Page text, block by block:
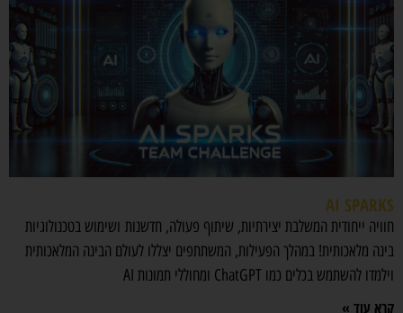
AI SPARKS
חוויה ייחודית המשלבת יצירתיות, שיתוף פעולה, חדשנות ושימוש בטכנולוגיות
בינה מלאכותית! במהלך הפעילות, המשתתפים יצללו לעולם הבינה המלאכותית
וילמדו להשתמש בכלים כמו ChatGPT ומחוללי תמונות AI
קרא עוד »